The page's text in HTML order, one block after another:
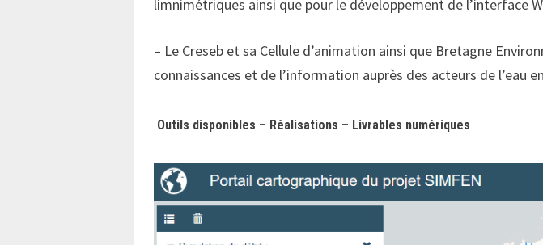
limnimétriques ainsi que pour le développement de l’interface
– Le Creseb et sa Cellule d’animation ainsi que Bretagne
connaissances et de l’information auprès des acteurs de l’eau
Outils disponibles – Réalisations – Livrables numériques